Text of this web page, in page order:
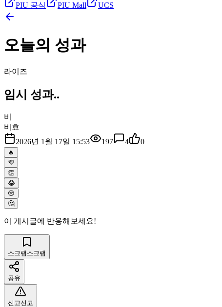
PIU 공식 PIU Mall UCS
오늘의 성과
라이즈
임시 성과..
비
비효
2026년 1월 17일 15:53
197 4 0
🔥
💜
👏
😂
😢
🤔
이 게시글에 반응해보세요!
스크랩 스크랩
공유
신고신고